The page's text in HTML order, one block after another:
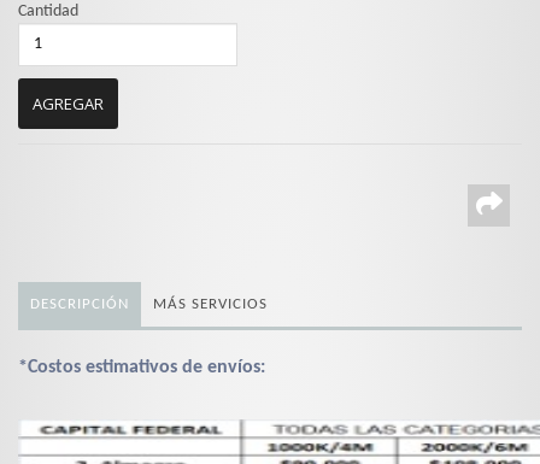
Cantidad
DESCRIPCIÓN MÁS SERVICIOS
*Costos estimativos de envíos: